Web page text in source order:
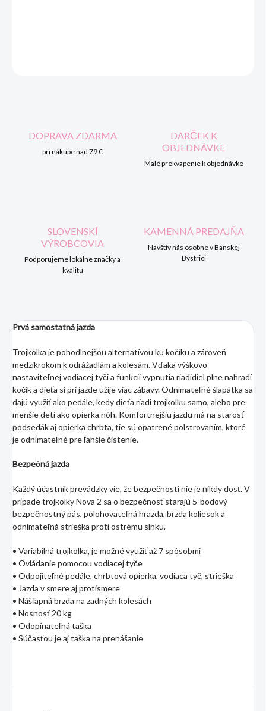
DOPRAVA ZDARMA
pri nákupe nad 79 €
DARČEK K
OBJEDNÁVKE
Malé prekvapenie k objednávke
SLOVENSKÍ
VÝROBCOVIA
Podporujeme lokálne značky a
kvalitu
KAMENNÁ PREDAJŇA
Navštív nás osobne v Banskej
Bystrici
Prvá samostatná jazda
Trojkolka je pohodlnejšou alternatívou ku kočíku a zároveň
medzikrokom k odrážadlám a kolesám. Vďaka výškovo
nastaviteľnej vodiacej tyči a funkcii vypnutia riadidiel plne nahradí
kočík a dieťa si pri jazde užije viac zábavy. Odnímateľné šlapátka sa
dajú využiť ako pedále, kedy dieťa riadi trojkolku samo, alebo pre
menšie deti ako opierka nôh. Komfortnejšiu jazdu má na starosť
podsedák aj opierka chrbta, tie sú opatrené polstrovaním, ktoré
je odnímateľné pre ľahšie čistenie.
Bezpečná jazda
Každý účastník prevádzky vie, že bezpečnosti nie je nikdy dosť. V
prípade trojkolky Nova 2 sa o bezpečnosť starajú 5-bodový
bezpečnostný pás, polohovateľná hrazda, brzda koliesok a
odnímateľná strieška proti ostrému slnku.
• Variabilná trojkolka, je možné využiť až 7 spôsobmi
• Ovládanie pomocou vodiacej tyče
• Odpojiteľné pedále, chrbtová opierka, vodiaca tyč, strieška
• Jazda v smere aj protismere
• Nášľapná brzda na zadných kolesách
• Nosnosť 20 kg
• Odopínateľná taška
• Súčasťou je aj taška na prenášanie